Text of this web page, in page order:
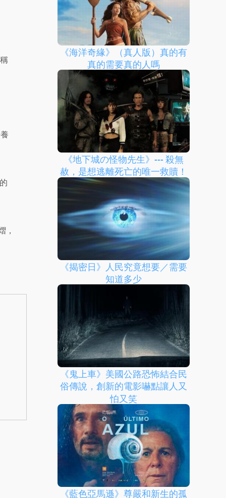
，
《海洋奇緣》（真人版）真的有
真的需要真的人嗎
《地下城の怪物先生》--- 殺無
赦，是想逃離死亡的唯一救贖！
《揭密日》人民究竟想要／需要
知道多少
《鬼上車》美國公路恐怖結合民
俗傳說，創新的電影嚇點讓人又
怕又笑
《藍色亞馬遜》尊嚴和新生的孤